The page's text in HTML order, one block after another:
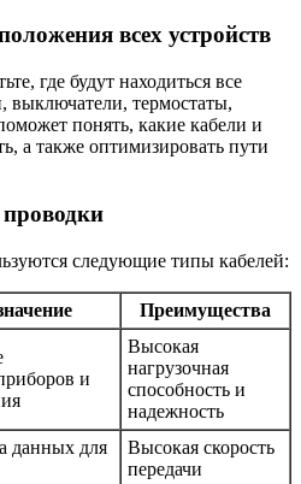
всех устройств
где будут находиться все
выключатели, термостаты,
понять, какие кабели и
а также оптимизировать пути
следующие типы кабелей:
Преимущества
и
Высокая
нагрузочная
способность и
надежность
данных для
Высокая скорость
передачи